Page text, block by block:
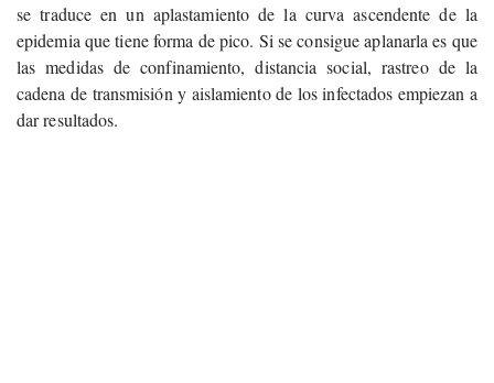
se traduce en un aplastamiento de la curva ascendente de la
epidemia que tiene forma de pico. Si se consigue aplanarla es que
las medidas de confinamiento, distancia social, rastreo de la
cadena de transmisión y aislamiento de los infectados empiezan a
dar resultados.